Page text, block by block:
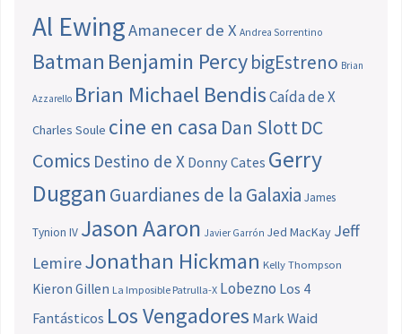
Al EwingAmanecer de X Andrea Sorrentino
Batman Benjamin PercybigEstreno Brian
Azzarello Brian Michael BendisCaída de X
Charles Soule cine en casa Dan SlottDC
Comics Destino de X Donny Cates Gerry
Duggan Guardianes de la Galaxia James
Tynion IV Jason Aaron Javier Garrón Jed MacKay Jeff
LemireJonathan Hickman Kelly Thompson
Kieron Gillen La Imposible Patrulla-X Lobezno Los 4
Fantásticos Los Vengadores Mark Waid